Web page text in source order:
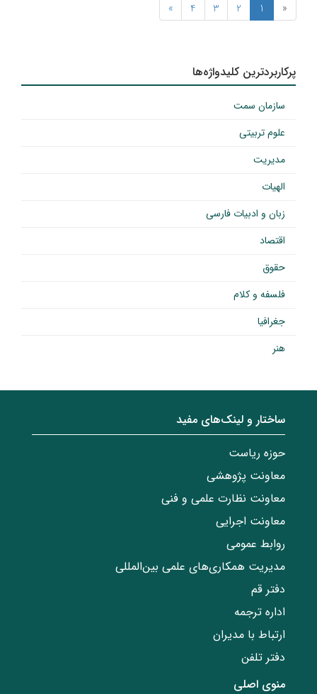
«
1
2
3
4
»
پرکاربردترین کلیدواژه‌ها
سازمان سمت
علوم تربیتی
مدیریت
الهیات
زبان و ادبیات فارسی
اقتصاد
حقوق
فلسفه و کلام
جغرافیا
هنر
ساختار‌‌ و‌‌ لینک‌های مفید
حوزه ریاست
معاونت پژوهشی
معاونت نظارت علمی و فنی
معاونت اجرایی
روابط عمومی
مدیریت همکاری‌های علمی بین‌المللی
دفتر قم
اداره ترجمه
ارتباط با مدیران
دفتر تلفن
منوی اصلی